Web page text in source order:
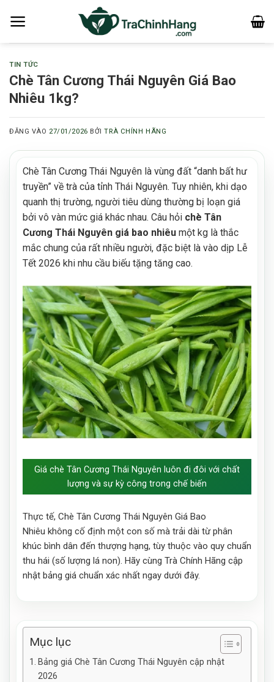
qua
TIN TỨC
Chè Tân Cương Thái Nguyên Giá Bao
Nhiêu 1kg?
ĐĂNG VÀO 27/01/2026 BỞITRÀ CHÍNH HÃNG
Chè Tân Cương Thái Nguyên là vùng đất “danh bất hư
truyền” về trà của tỉnh Thái Nguyên. Tuy nhiên, khi dạo
quanh thị trường, người tiêu dùng thường bị loạn giá
bởi vô vàn mức giá khác nhau. Câu hỏi chè Tân
Cương Thái Nguyên giá bao nhiêu một kg là thắc
mắc chung của rất nhiều người, đặc biệt là vào dịp Lễ
Tết 2026 khi nhu cầu biếu tặng tăng cao.
Giá chè Tân Cương Thái Nguyên luôn đi đôi với chất
lượng và sự kỳ công trong chế biến
Thực tế, Chè Tân Cương Thái Nguyên Giá Bao
Nhiêu không cố định một con số mà trải dài từ phân
khúc bình dân đến thượng hạng, tùy thuộc vào quy chuẩn
thu hái (số lượng lá non). Hãy cùng Trà Chính Hãng cập
nhật bảng giá chuẩn xác nhất ngay dưới đây.
Mục lục
Bảng giá Chè Tân Cương Thái Nguyên cập nhật
2026